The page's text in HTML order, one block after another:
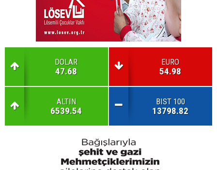
DOLAR
47.68
EURO
54.98
ALTIN
6539.54
BIST 100
13798.82